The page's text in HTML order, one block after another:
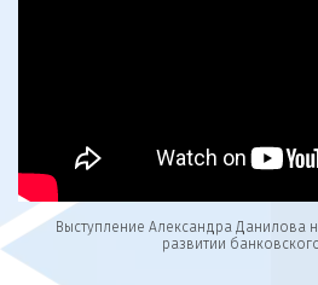
Выступление Александра Данилова
развитии